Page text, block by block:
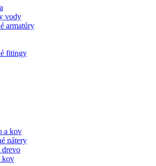
vody
armatúry
fitingy
a kov
nátery
drevo
kov